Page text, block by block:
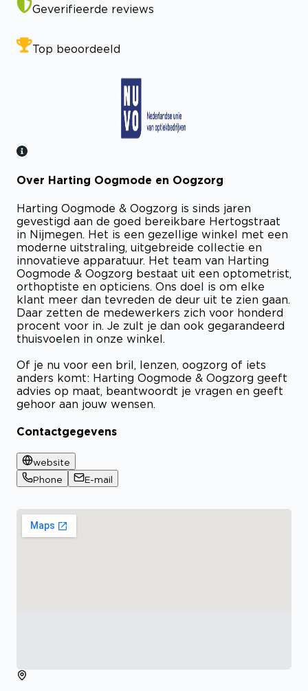
Geverifieerde reviews
Top beoordeeld
Bekijk certificaat
Over Harting Oogmode en Oogzorg
Harting Oogmode & Oogzorg is sinds jaren
gevestigd aan de goed bereikbare Hertogstraat
in Nijmegen. Het is een gezellige winkel met een
moderne uitstraling, uitgebreide collectie en
innovatieve apparatuur. Het team van Harting
Oogmode & Oogzorg bestaat uit een optometrist,
orthoptiste en opticiens. Ons doel is om elke
klant meer dan tevreden de deur uit te zien gaan.
Daar zetten de medewerkers zich voor honderd
procent voor in. Je zult je dan ook gegarandeerd
thuisvoelen in onze winkel.
Of je nu voor een bril, lenzen, oogzorg of iets
anders komt: Harting Oogmode & Oogzorg geeft
advies op maat, beantwoordt je vragen en geeft
gehoor aan jouw wensen.
Contactgegevens
website
Phone
E-mail